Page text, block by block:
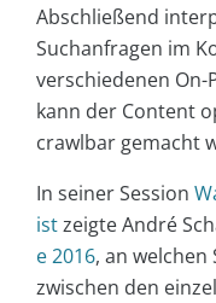
Abschließend
Suchanfragen im
verschiedenen On-
kann der Content
crawlbar gemacht
In seiner Session
istzeigte André
e 2016, an
zwischen den